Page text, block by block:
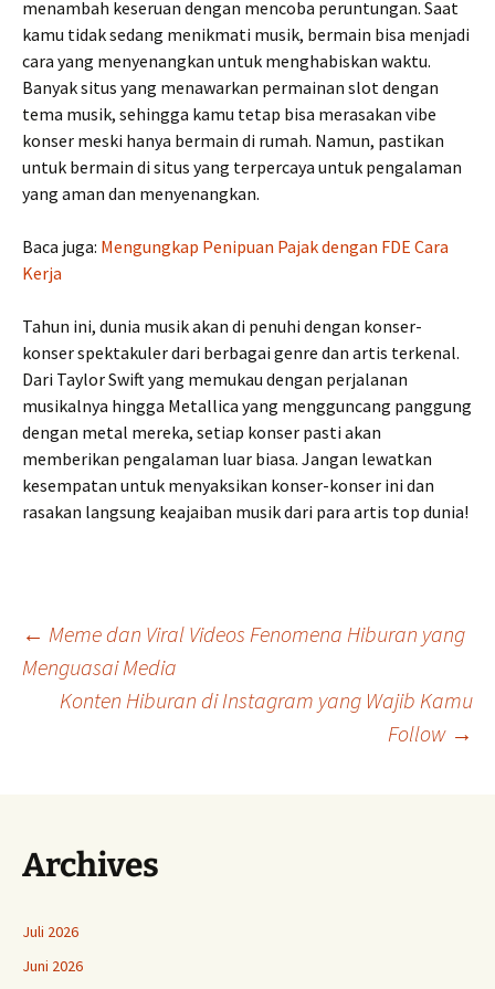
menambah keseruan dengan mencoba peruntungan. Saat
kamu tidak sedang menikmati musik, bermain bisa menjadi
cara yang menyenangkan untuk menghabiskan waktu.
Banyak situs yang menawarkan permainan slot dengan
tema musik, sehingga kamu tetap bisa merasakan vibe
konser meski hanya bermain di rumah. Namun, pastikan
untuk bermain di situs yang terpercaya untuk pengalaman
yang aman dan menyenangkan.
Baca juga: Mengungkap Penipuan Pajak dengan FDE Cara
Kerja
Tahun ini, dunia musik akan di penuhi dengan konser-
konser spektakuler dari berbagai genre dan artis terkenal.
Dari Taylor Swift yang memukau dengan perjalanan
musikalnya hingga Metallica yang mengguncang panggung
dengan metal mereka, setiap konser pasti akan
memberikan pengalaman luar biasa. Jangan lewatkan
kesempatan untuk menyaksikan konser-konser ini dan
rasakan langsung keajaiban musik dari para artis top dunia!
Navigasi
Tulisan
← Meme dan Viral Videos Fenomena Hiburan yang
Menguasai Media
Konten Hiburan di Instagram yang Wajib Kamu
Follow →
Archives
Juli 2026
Juni 2026